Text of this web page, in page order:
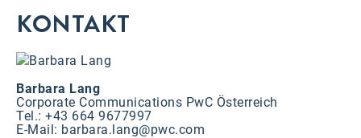
KONTAKT
Barbara Lang
Corporate Communications PwC Österreich
Tel.: +43 664 9677997
E-Mail: barbara.lang@pwc.com